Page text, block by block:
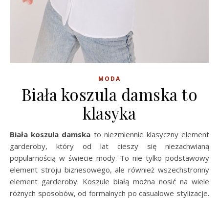
MODA
Biała koszula damska to
klasyka
Biała koszula damska to niezmiennie klasyczny element
garderoby, który od lat cieszy się niezachwianą
popularnością w świecie mody. To nie tylko podstawowy
element stroju biznesowego, ale również wszechstronny
element garderoby. Koszule białą można nosić na wiele
różnych sposobów, od formalnych po casualowe stylizacje.